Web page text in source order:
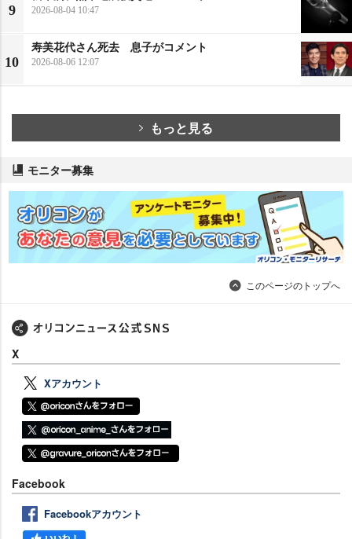
9 2026-08-04 10:47
10
寿美花代さん死去 息子がコメント
2026-08-06 12:07
もっと見る
モニター募集
このページのトップへ
X
Xアカウント
Facebook
Facebookアカウント